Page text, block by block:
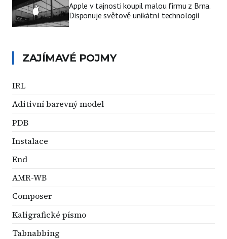
Apple v tajnosti koupil malou firmu z Brna.
Disponuje světově unikátní technologií
ZAJÍMAVÉ POJMY
IRL
Aditivní barevný model
PDB
Instalace
End
AMR-WB
Composer
Kaligrafické písmo
Tabnabbing